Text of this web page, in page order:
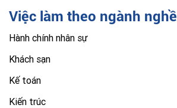
Việc làm theo ngành nghề
Hành chính nhân sự
Khách sạn
Kế toán
Kiến trúc